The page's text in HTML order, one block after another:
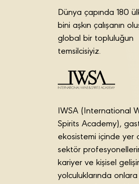
Dünya çapında 180
bini aşkın çalışanın
global bir topluluğun
temsilcisiyiz.
IWSA (International
Spirits Academy),
ekosistemi içinde yer
sektör
kariyer ve kişisel
yolculuklarında